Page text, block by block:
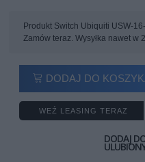
Produkt Switch Ubiquiti USW-
Zamów teraz. Wysyłka nawet w
DODAJ DO
WEŹ LEASING TERAZ
DODAJ